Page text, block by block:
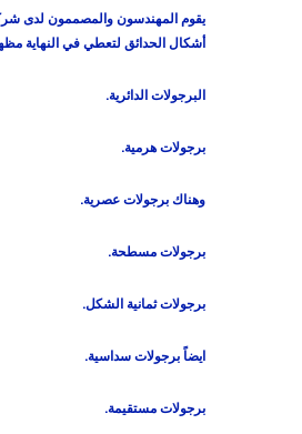
يقوم المهندسون والمصممون لدى
أشكال الحدائق لتعطي في النهاية
البرجولات الدائرية.
برجولات هرمية.
وهناك برجولات عصرية.
برجولات مسطحة.
برجولات ثمانية الشكل.
ايضاً برجولات سداسية.
برجولات مستقيمة.